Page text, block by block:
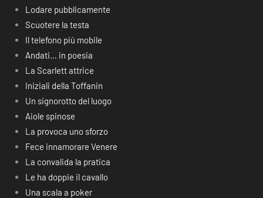
Lodare pubblicamente
Scuotere la testa
Il telefono più mobile
Andati… in poesia
La Scarlett attrice
Iniziali della Toffanin
Un signorotto del luogo
Aiole spinose
La provoca uno sforzo
Fece innamorare Venere
La convalida la pratica
Le ha doppie il cavallo
Una scala a poker